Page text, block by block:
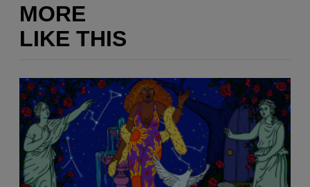
MORE
LIKE THIS